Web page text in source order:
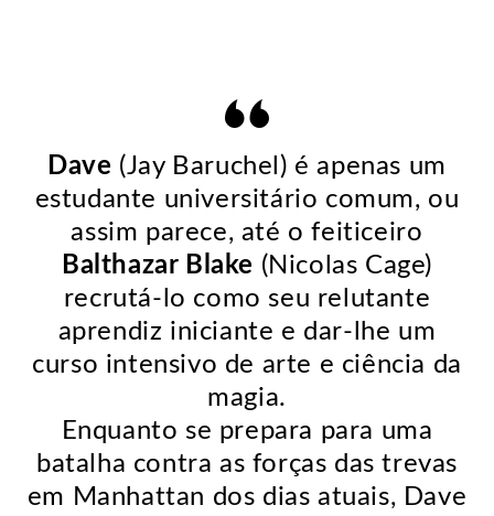
Dave (Jay Baruchel) é apenas um
estudante universitário comum, ou
assim parece, até o feiticeiro
Balthazar Blake (Nicolas Cage)
recrutá-lo como seu relutante
aprendiz iniciante e dar-lhe um
curso intensivo de arte e ciência da
magia.
Enquanto se prepara para uma
batalha contra as forças das trevas
em Manhattan dos dias atuais, Dave